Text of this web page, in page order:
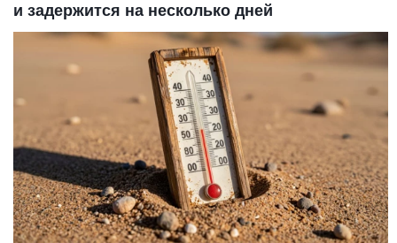
и задержится на несколько дней